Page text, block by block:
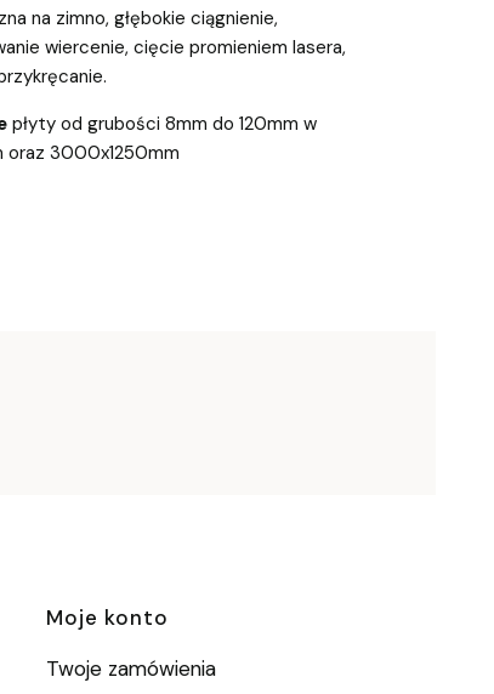
na zimno, głębokie ciągnienie,
wiercenie, cięcie promieniem lasera,
płyty od grubości 8mm do 120mm w
3000x1250mm
Moje konto
Twoje zamówienia